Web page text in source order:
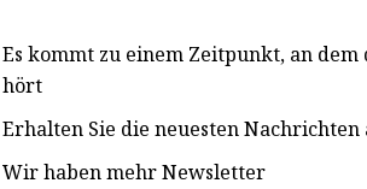
Es kommt zu einem Zeitpunkt, an
hört
Erhalten Sie die neuesten
Wir haben mehr Newsletter